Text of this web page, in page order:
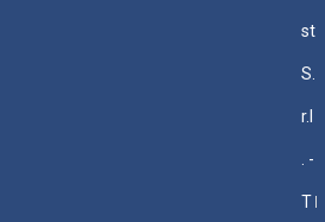
st
S.
r.l
. -
T